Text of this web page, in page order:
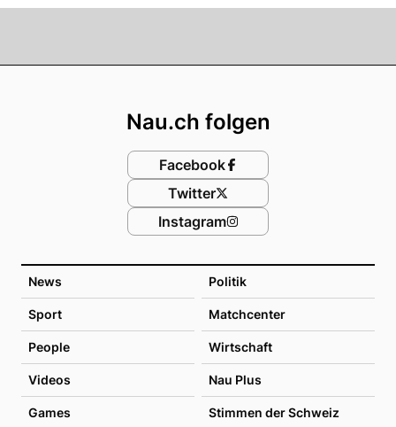
News Politik
Sport Matchcenter
People Wirtschaft
Videos Nau Plus
Games Stimmen der Schweiz
Nau.ch folgen
Facebook
Twitter
Instagram